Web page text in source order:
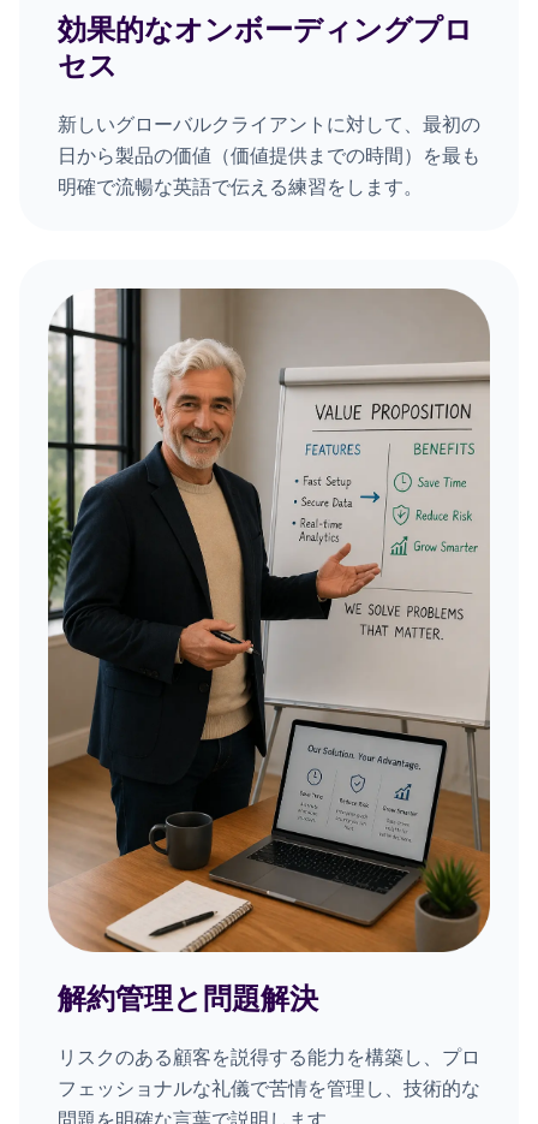
効果的なオンボーディングプロ
セス
新しいグローバルクライアントに対して、最初の
日から製品の価値（価値提供までの時間）を最も
明確で流暢な英語で伝える練習をします。
解約管理と問題解決
リスクのある顧客を説得する能力を構築し、プロ
フェッショナルな礼儀で苦情を管理し、技術的な